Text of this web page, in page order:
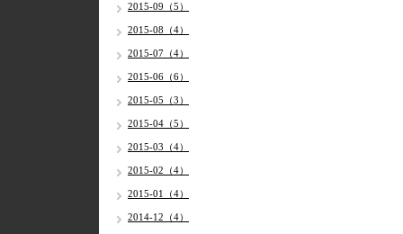
2015-09（5）
2015-08（4）
2015-07（4）
2015-06（6）
2015-05（3）
2015-04（5）
2015-03（4）
2015-02（4）
2015-01（4）
2014-12（4）